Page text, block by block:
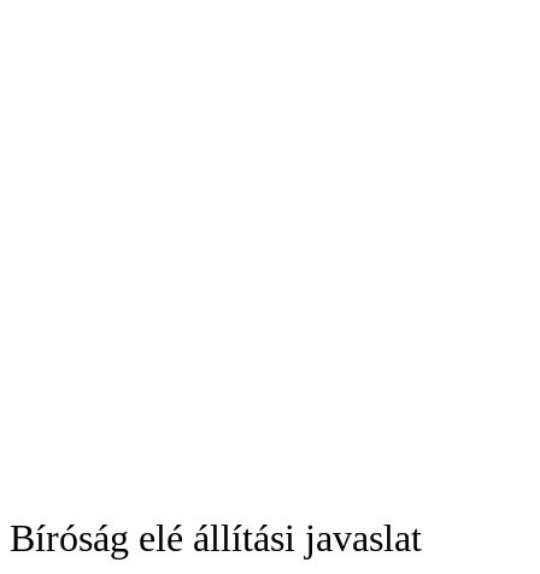
Bíróság elé állítási javaslat